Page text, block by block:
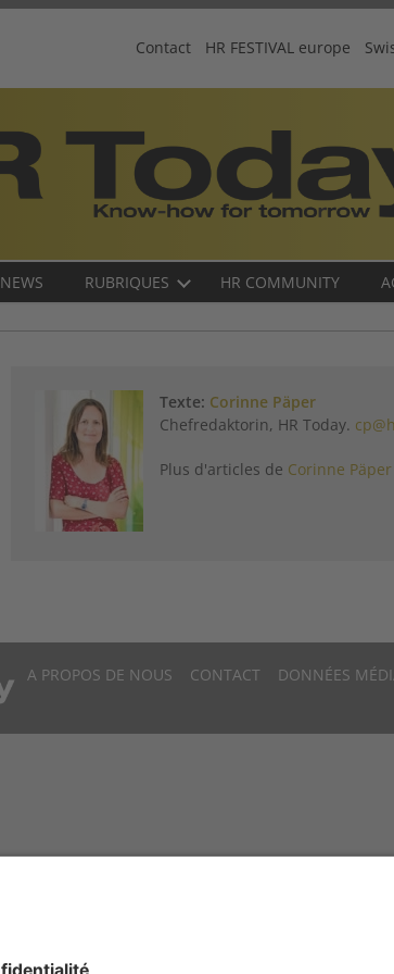
Contact HR FESTIVAL europe
NEWS RUBRIQUES HR COMMUNITY
Texte: Corinne Päper
Chefredaktorin, HR Today.
Plus d'articles de Corinne Päper
A PROPOS DE NOUS CONTACT DONNÉES